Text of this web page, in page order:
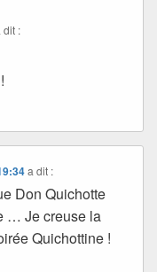
dit :
a dit :
Don Quichotte
… Je creuse la
Quichottine !